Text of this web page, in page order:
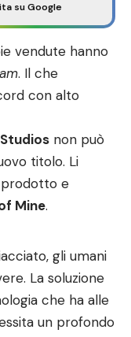
su Google
vendute hanno
. Il che
con alto
Studios non può
titolo. Li
prodotto e
Mine.
gli umani
La soluzione
che ha alle
un profondo